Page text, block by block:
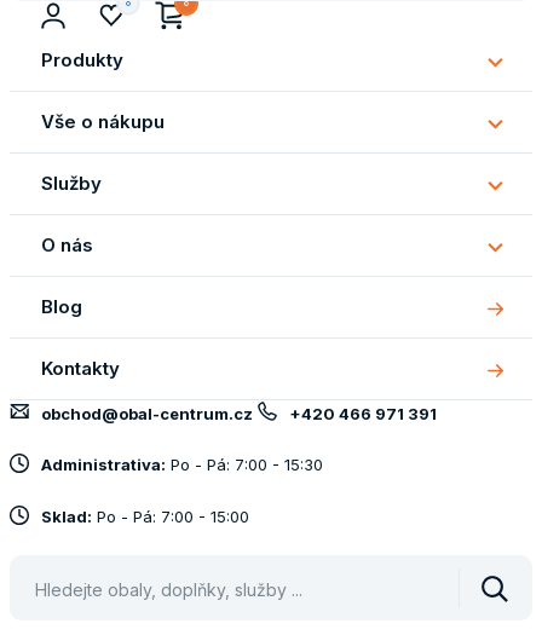
Produkty
Vše o nákupu
Vše
o
Služby
O nás
O
nás
Blog
Kontakty
obchod@obal-centrum.cz +420 466 971 391
Administrativa: Po - Pá: 7:00 - 15:30
Sklad: Po - Pá: 7:00 - 15:00